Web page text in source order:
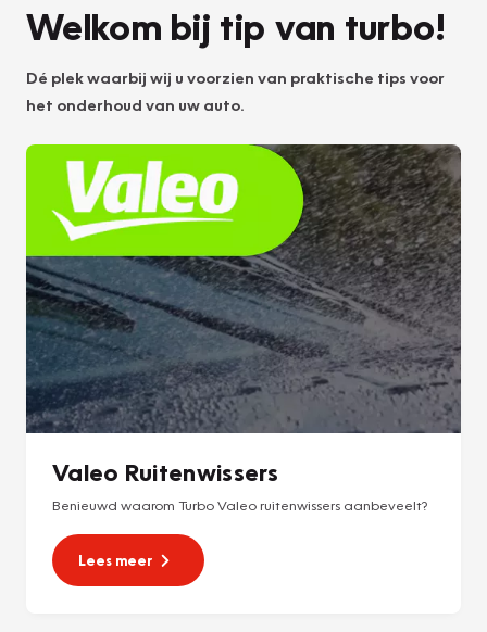
Welkom bij tip van turbo!
Dé plek waarbij wij u voorzien van praktische tips voor
het onderhoud van uw auto.
Valeo Ruitenwissers
Benieuwd waarom Turbo Valeo ruitenwissers aanbeveelt?
Lees meer